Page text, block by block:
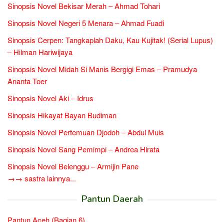
Sinopsis Novel Bekisar Merah – Ahmad Tohari
Sinopsis Novel Negeri 5 Menara – Ahmad Fuadi
Sinopsis Cerpen: Tangkaplah Daku, Kau Kujitak! (Serial Lupus)
– Hilman Hariwijaya
Sinopsis Novel Midah Si Manis Bergigi Emas – Pramudya
Ananta Toer
Sinopsis Novel Aki – Idrus
Sinopsis Hikayat Bayan Budiman
Sinopsis Novel Pertemuan Djodoh – Abdul Muis
Sinopsis Novel Sang Pemimpi – Andrea Hirata
Sinopsis Novel Belenggu – Armijin Pane
→→ sastra lainnya...
Pantun Daerah